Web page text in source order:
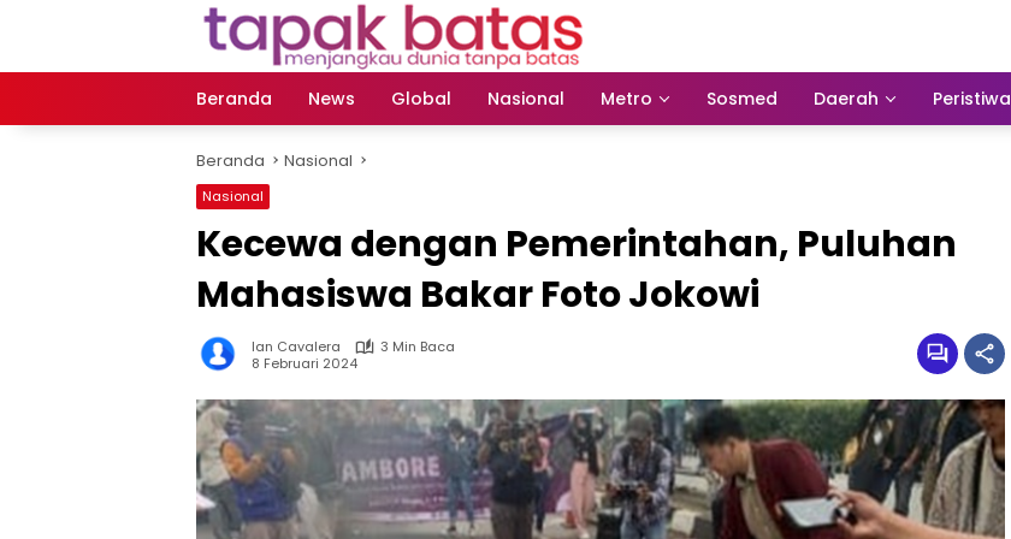
Beranda
News Global Nasional Metro Sosmed Daerah Peristiwa
Beranda Nasional
Nasional
Kecewa dengan Pemerintahan, Puluhan
Mahasiswa Bakar Foto Jokowi
Ian Cavalera
3 Min Baca
8 Februari 2024